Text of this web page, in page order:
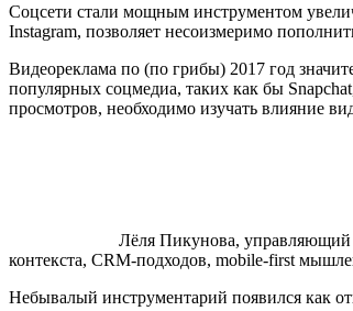
Соцсети стали мощным инструментом
Instagram, позволяет несоизмеримо
Видеореклама по (по грибы) 2017 год
популярных соцмедиа, таких как бы
просмотров, необходимо изучать влияние
Лёля Пикунова, управляющий
контекста, CRM-подходов, mobile-first
Небывалый инструментарий появился как